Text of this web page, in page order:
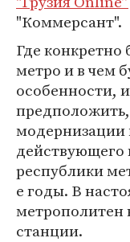
"Коммерсант".
Где конкретно
метро и в чем
особенности,
предположить,
модернизации
действующего
республики
е годы. В
метрополитен
станции.